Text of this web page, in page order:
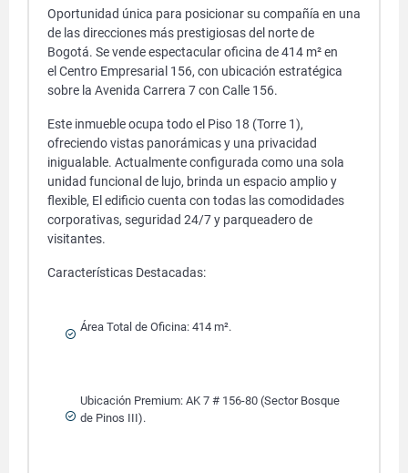
Oportunidad única para posicionar su compañía en una
de las direcciones más prestigiosas del norte de
Bogotá. Se vende espectacular oficina de 414 m² en
el Centro Empresarial 156, con ubicación estratégica
sobre la Avenida Carrera 7 con Calle 156.
Este inmueble ocupa todo el Piso 18 (Torre 1),
ofreciendo vistas panorámicas y una privacidad
inigualable. Actualmente configurada como una sola
unidad funcional de lujo, brinda un espacio amplio y
flexible, El edificio cuenta con todas las comodidades
corporativas, seguridad 24/7 y parqueadero de
visitantes.
Características Destacadas:
Área Total de Oficina: 414 m².
Ubicación Premium: AK 7 # 156-80 (Sector Bosque
de Pinos III).